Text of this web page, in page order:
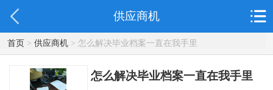
供应商机
首页> 供应商机> 怎么解决毕业档案一直在我手里
怎么解决毕业档案一直在我手里